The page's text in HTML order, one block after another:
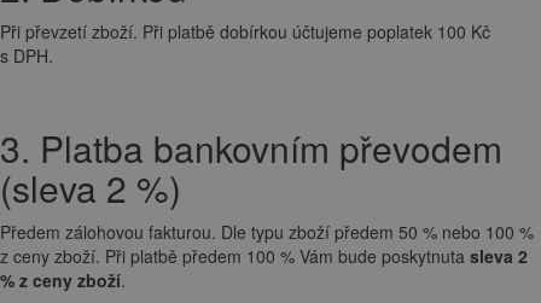
Při převzetí zboží. Při platbě dobírkou účtujeme poplatek 100 Kč
s DPH.
3. Platba bankovním převodem
(sleva 2 %)
Předem zálohovou fakturou. Dle typu zboží předem 50 % nebo 100 %
z ceny zboží. Při platbě předem 100 % Vám bude poskytnuta sleva 2
% z ceny zboží.